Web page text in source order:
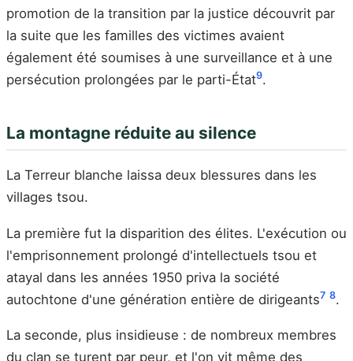
promotion de la transition par la justice découvrit par
la suite que les familles des victimes avaient
également été soumises à une surveillance et à une
persécution prolongées par le parti-État9.
La montagne réduite au silence
La Terreur blanche laissa deux blessures dans les
villages tsou.
La première fut la disparition des élites. L'exécution ou
l'emprisonnement prolongé d'intellectuels tsou et
atayal dans les années 1950 priva la société
autochtone d'une génération entière de dirigeants7 8.
La seconde, plus insidieuse : de nombreux membres
du clan se turent par peur, et l'on vit même des